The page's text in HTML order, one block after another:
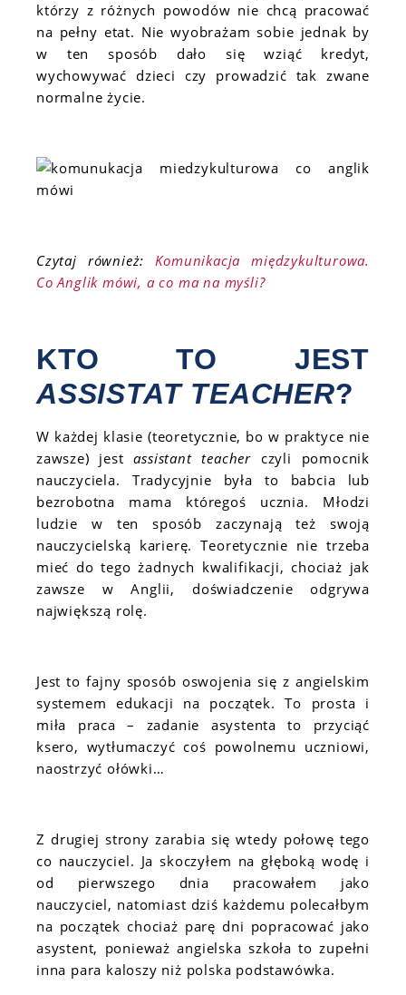
którzy z różnych powodów nie chcą pracować
na pełny etat. Nie wyobrażam sobie jednak by
w ten sposób dało się wziąć kredyt,
wychowywać dzieci czy prowadzić tak zwane
normalne życie.
Czytaj również: Komunikacja międzykulturowa.
Co Anglik mówi, a co ma na myśli?
KTO TO JEST
ASSISTAT TEACHER?
W każdej klasie (teoretycznie, bo w praktyce nie
zawsze) jestassistant teacherczyli pomocnik
nauczyciela. Tradycyjnie była to babcia lub
bezrobotna mama któregoś ucznia. Młodzi
ludzie w ten sposób zaczynają też swoją
nauczycielską karierę. Teoretycznie nie trzeba
mieć do tego żadnych kwalifikacji, chociaż jak
zawsze w Anglii, doświadczenie odgrywa
największą rolę.
Jest to fajny sposób oswojenia się z angielskim
systemem edukacji na początek. To prosta i
miła praca – zadanie asystenta to przyciąć
ksero, wytłumaczyć coś powolnemu uczniowi,
naostrzyć ołówki…
Z drugiej strony zarabia się wtedy połowę tego
co nauczyciel. Ja skoczyłem na głęboką wodę i
od pierwszego dnia pracowałem jako
nauczyciel, natomiast dziś każdemu polecałbym
na początek chociaż parę dni popracować jako
asystent, ponieważ angielska szkoła to zupełni
inna para kaloszy niż polska podstawówka.